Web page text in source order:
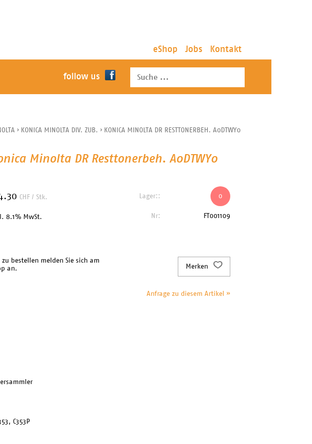
eShop Jobs Kontakt
follow us
› KONICA MINOLTA DIV. ZUB. › KONICA MINOLTA DR RESTTONERBEH. A0DTWY0
Minolta DR Resttonerbeh. A0DTWY0
CHF / Stk.
8.1% MwSt.
Lager:: 0
Nr: FT001109
zu bestellen melden Sie sich am
an.
Merken
Anfrage zu diesem Artikel »
C353P